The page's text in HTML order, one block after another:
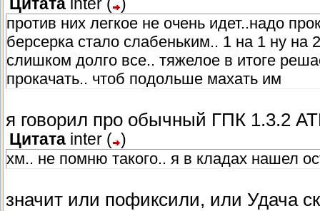
Цитата inter ( )
против них легкое не очень идет..надо
берсерка стало слабеньким.. 1 на 1 ну на
слишком долго все.. тяжелое в итоге
прокачать.. чтоб подольше махать им
я говорил про обычный ГПК 1.3.2
Цитата inter ( )
хм.. не помню такого.. я в кладах нашел
значит или пофиксили, или Удача